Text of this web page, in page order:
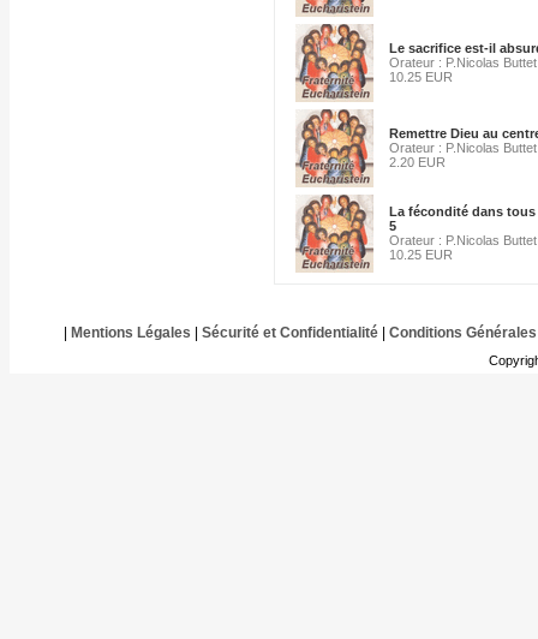
Le sacrifice est-il
Orateur : P.Nicolas Buttet
10.25 EUR
Remettre Dieu au
Orateur : P.Nicolas Buttet
2.20 EUR
La fécondité dans tous
5
Orateur : P.Nicolas Buttet
10.25 EUR
Mentions Légales Sécurité et Confidentialité| Conditions Générales